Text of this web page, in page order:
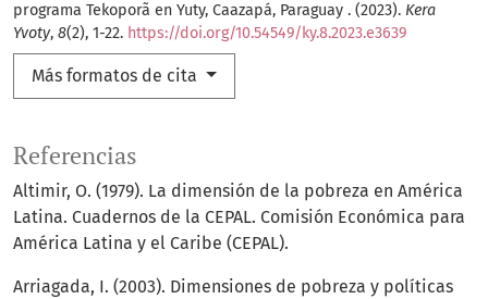
programa Tekoporã en Yuty, Caazapá, Paraguay . (2023). Kera
Yvoty, 8(2), 1-22. https://doi.org/10.54549/ky.8.2023.e3639
Más formatos de cita
Referencias
Altimir, O. (1979). La dimensión de la pobreza en América
Latina. Cuadernos de la CEPAL. Comisión Económica para
América Latina y el Caribe (CEPAL).
Arriagada, I. (2003). Dimensiones de pobreza y políticas